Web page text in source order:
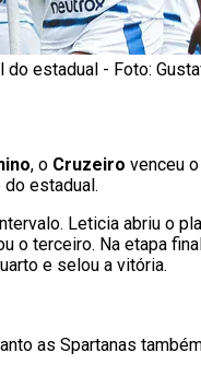
do estadual - Foto:
, o Cruzeiro venceu o
do estadual.
Leticia abriu o
o terceiro. Na etapa
e selou a vitória.
as Spartanas